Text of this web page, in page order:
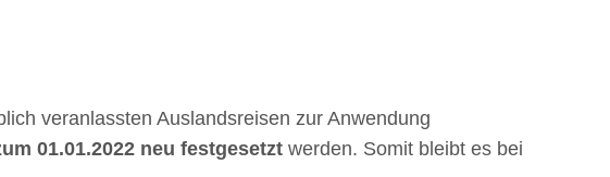
veranlassten Auslandsreisen zur Anwendung
01.01.2022 neu festgesetzt werden. Somit bleibt es bei